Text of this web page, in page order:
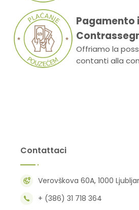
Pagamento
Offriamo la
contanti alla
Contattaci
Verovškova 60A, 1000
+ (386) 31 718 364